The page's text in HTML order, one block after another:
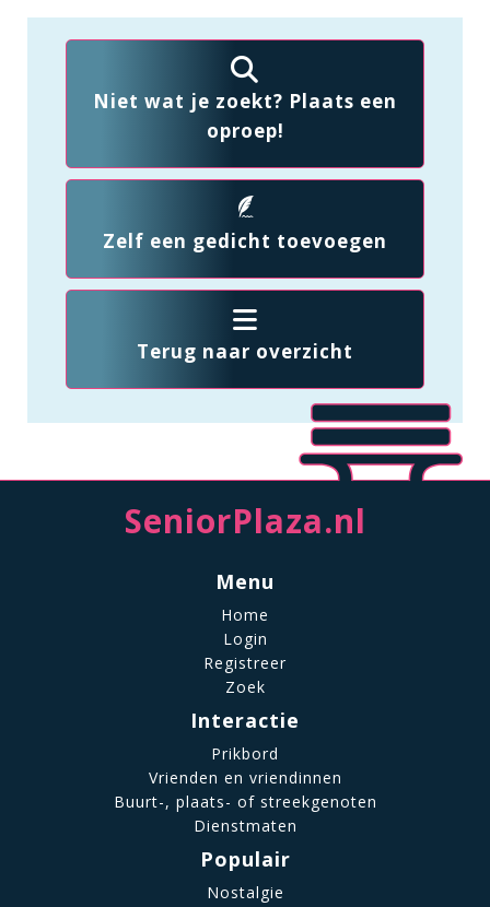
Niet wat je zoekt? Plaats een
oproep!
Zelf een gedicht toevoegen
Terug naar overzicht
SeniorPlaza.nl
Menu
Home
Login
Registreer
Zoek
Interactie
Prikbord
Vrienden en vriendinnen
Buurt-, plaats- of streekgenoten
Dienstmaten
Populair
Nostalgie